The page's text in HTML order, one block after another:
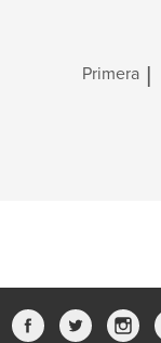
Primera |